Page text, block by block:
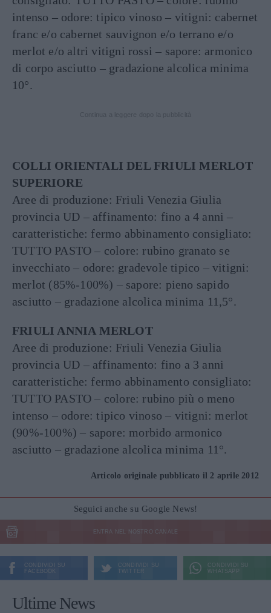
intenso – odore: tipico vinoso – vitigni: cabernet
franc e/o cabernet sauvignon e/o terrano e/o
merlot e/o altri vitigni rossi – sapore: armonico
di corpo asciutto – gradazione alcolica minima
10°.
COLLI ORIENTALI DEL FRIULI MERLOT
SUPERIORE
Aree di produzione: Friuli Venezia Giulia
provincia UD – affinamento: fino a 4 anni –
caratteristiche: fermo abbinamento consigliato:
TUTTO PASTO – colore: rubino granato se
invecchiato – odore: gradevole tipico – vitigni:
merlot (85%-100%) – sapore: pieno sapido
asciutto – gradazione alcolica minima 11,5°.
FRIULI ANNIA MERLOT
Aree di produzione: Friuli Venezia Giulia
provincia UD – affinamento: fino a 3 anni
caratteristiche: fermo abbinamento consigliato:
TUTTO PASTO – colore: rubino più o meno
intenso – odore: tipico vinoso – vitigni: merlot
(90%-100%) – sapore: morbido armonico
asciutto – gradazione alcolica minima 11°.
Articolo originale pubblicato il 2 aprile 2012
Seguici anche su Google News!
ENTRA NEL NOSTRO CANALE
CONDIVIDI SU
FACEBOOK
CONDIVIDI SU
TWITTER
CONDIVIDI SU
WHATSAPP
Ultime News